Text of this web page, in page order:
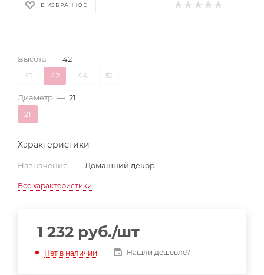
В ИЗБРАННОЕ
Высота — 42
41
42 44 51
Диаметр — 21
21
Характеристики
Назначение — Домашний декор
Все характеристики
1 232 руб./шт
Нет в наличии Нашли дешевле?